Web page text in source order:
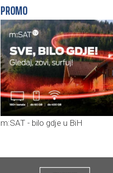
PROMO
m:SAT - bilo gdje u BiH